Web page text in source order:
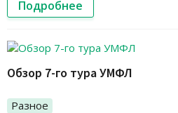
Подробнее
Обзор 7-го тура УМФЛ
Разное